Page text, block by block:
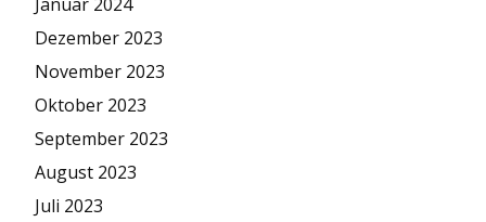
Dezember 2023
November 2023
Oktober 2023
September 2023
August 2023
Juli 2023